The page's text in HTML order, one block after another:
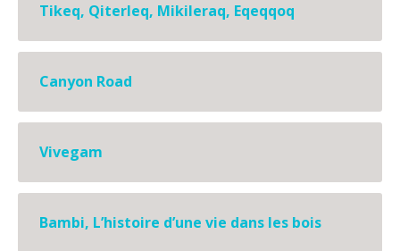
Tikeq, Qiterleq, Mikileraq, Eqeqqoq
Canyon Road
Vivegam
Bambi, L’histoire d’une vie dans les bois